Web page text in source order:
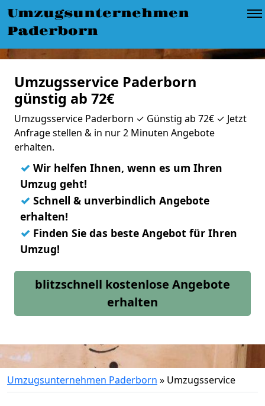
Umzugsunternehmen
Paderborn
Umzugsservice Paderborn
günstig ab 72€
Umzugsservice Paderborn ✓ Günstig ab 72€ ✓ Jetzt
Anfrage stellen & in nur 2 Minuten Angebote
erhalten.
✓ Wir helfen Ihnen, wenn es um Ihren
Umzug geht!
✓ Schnell & unverbindlich Angebote
erhalten!
✓ Finden Sie das beste Angebot für Ihren
Umzug!
blitzschnell kostenlose Angebote
erhalten
Umzugsunternehmen Paderborn » Umzugsservice